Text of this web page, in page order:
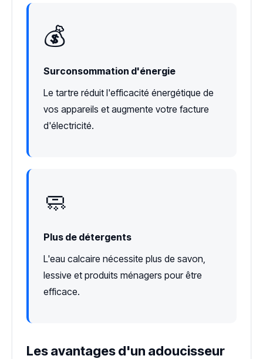
💰
Surconsommation d'énergie
Le tartre réduit l'efficacité énergétique de
vos appareils et augmente votre facture
d'électricité.
🧼
Plus de détergents
L'eau calcaire nécessite plus de savon,
lessive et produits ménagers pour être
efficace.
Les avantages d'un adoucisseur